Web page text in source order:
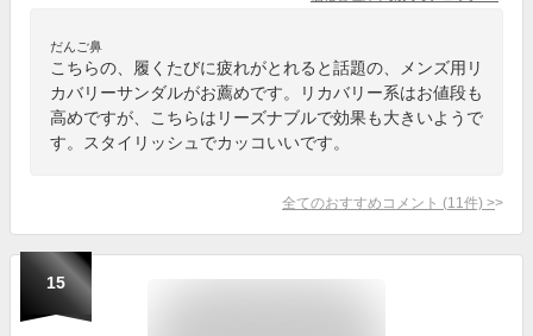
だんご鼻
こちらの、履くたびに疲れがとれると話題の、メンズ用リ
カバリーサンダルがお薦めです。リカバリー系はお値段も
高めですが、こちらはリーズナブルで効果も大きいようで
す。スタイリッシュでカッコいいです。
全てのおすすめコメント (11 件) >
15